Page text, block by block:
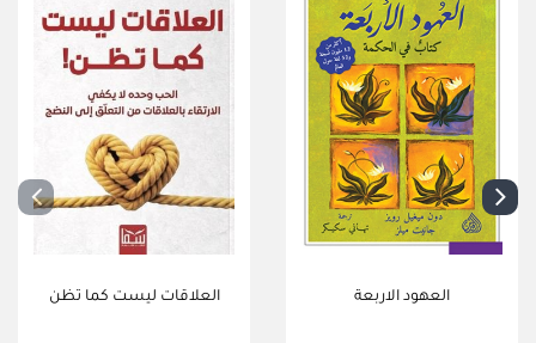
العلاقات ليست كما تظن العهود الاربعة